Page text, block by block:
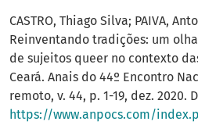
CASTRO, Thiago Silva; PAIVA,
Reinventando tradições: um
de sujeitos queer no contexto
Ceará. Anais do 44º Encontro
remoto, v. 44, p. 1-19, dez. 2020.
https://www.anpocs.com/